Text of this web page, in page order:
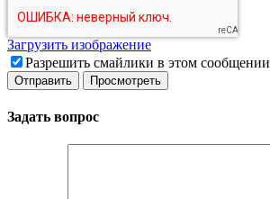
Загрузить изображение
Разрешить смайлики в этом сообщении
Задать вопрос